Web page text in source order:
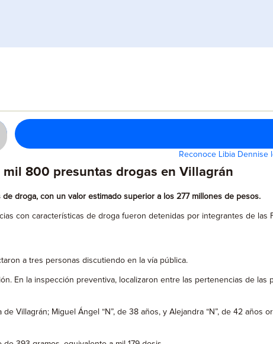
Reconoce Libia Dennise
mil 800 presuntas drogas en Villagrán
droga, con un valor estimado superior a los 277 millones de pesos.
con características de droga fueron detenidas por integrantes de las
a tres personas discutiendo en la vía pública.
En la inspección preventiva, localizaron entre las pertenencias de
Villagrán; Miguel Ángel “N”, de 38 años, y Alejandra “N”, de 42 años